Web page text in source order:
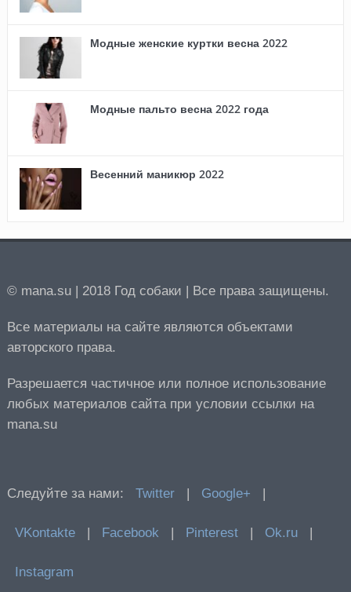
Модные женские куртки весна 2022
Модные пальто весна 2022 года
Весенний маникюр 2022
© mana.su | 2018 Год собаки | Все права защищены.
Все материалы на сайте являются объектами
авторского права.
Разрешается частичное или полное использование
любых материалов сайта при условии ссылки на
mana.su
Следуйте за нами: Twitter | Google+ |
VKontakte | Facebook | Pinterest | Ok.ru |
Instagram